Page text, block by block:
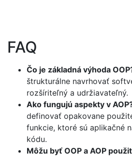
FAQ
Čo je základná výhoda
štrukturálne navrhovať
rozšíriteľný a udržiavateľný.
Ako fungujú aspekty v
definovať opakovane
funkcie, ktoré sú aplikačné
kódu.
Môžu byť OOP a AOP